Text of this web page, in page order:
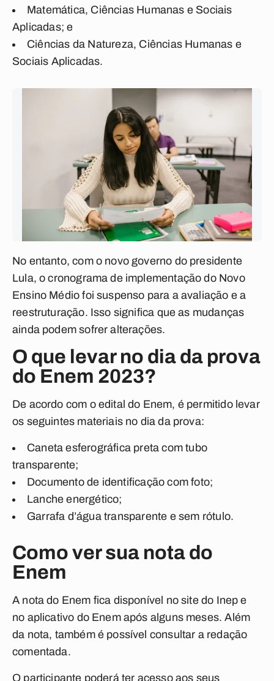
Matemática, Ciências Humanas e Sociais
Aplicadas; e
Ciências da Natureza, Ciências Humanas e
Sociais Aplicadas.
No entanto, com o novo governo do presidente
Lula, o cronograma de implementação do Novo
Ensino Médio foi suspenso para a avaliação e a
reestruturação. Isso significa que as mudanças
ainda podem sofrer alterações.
O que levar no dia da prova
do Enem 2023?
De acordo com o edital do Enem, é permitido levar
os seguintes materiais no dia da prova:
Caneta esferográfica preta com tubo
transparente;
Documento de identificação com foto;
Lanche energético;
Garrafa d’água transparente e sem rótulo.
Como ver sua nota do
Enem
A nota do Enem fica disponível no site do Inep e
no aplicativo do Enem após alguns meses. Além
da nota, também é possível consultar a redação
comentada.
O participante poderá ter acesso aos seus